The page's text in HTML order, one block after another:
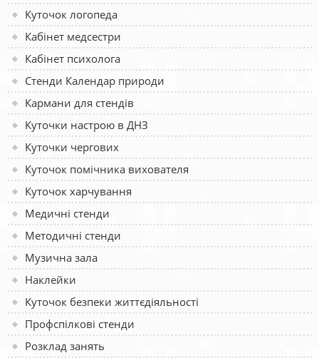
Куточок логопеда
Кабінет медсестри
Кабінет психолога
Стенди Календар природи
Кармани для стендів
Куточки настрою в ДНЗ
Куточки чергових
Куточок помічника вихователя
Куточок харчування
Медичні стенди
Методичні стенди
Музична зала
Наклейки
Куточок безпеки життєдіяльності
Профспілкові стенди
Розклад занять